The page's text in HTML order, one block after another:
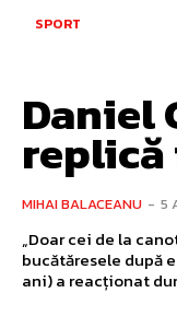
SPORT
Daniel
MIHAI BALACEANU - 5
„Doar cei de la
bucătăresele după
ani) a reacționat